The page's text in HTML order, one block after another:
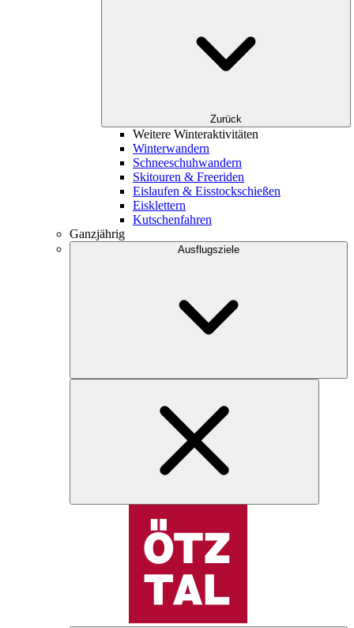
Zurück
Weitere Winteraktivitäten
Winterwandern
Schneeschuhwandern
Skitouren & Freeriden
Eislaufen & Eisstockschießen
Eisklettern
Kutschenfahren
Ganzjährig
Ausflugsziele